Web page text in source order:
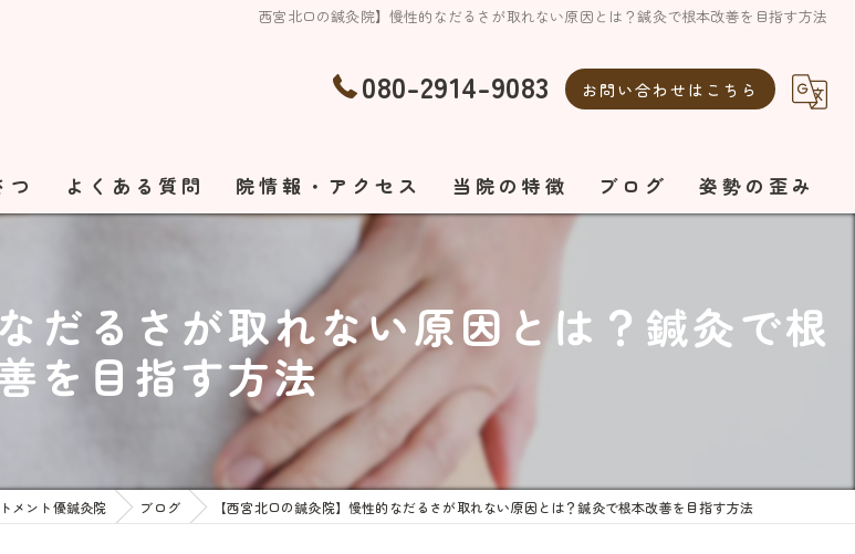
西宮北口の鍼灸院】慢性的なだるさが取れない原因とは？鍼灸で根本改善を目指す方法
080-2914-9083 お問い合わせはこちら
つ よくある質問 院情報・アクセス 当院の特徴
自律神経
オーダーメイド施術
美容鍼
ブログ 姿勢の歪み
美容鍼
だるさが取れない原因とは？鍼灸で根
を目指す方法
メント優鍼灸院 ブログ 【西宮北口の鍼灸院】慢性的なだるさが取れない原因とは？鍼灸で根本改善を目指す方法